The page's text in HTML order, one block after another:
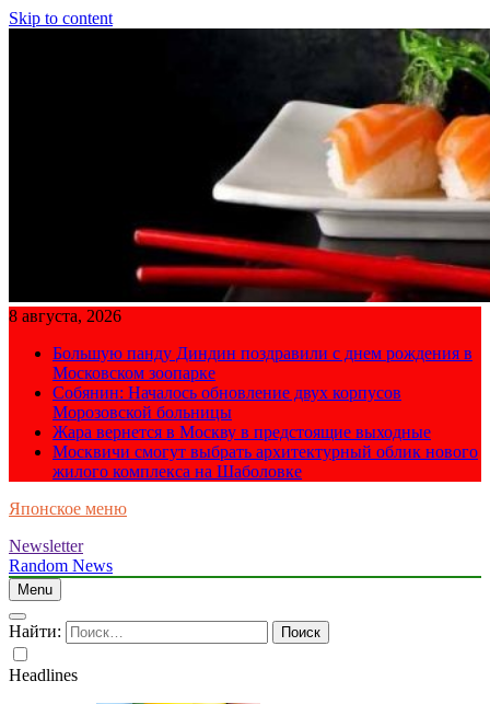
Skip to content
8 августа, 2026
Большую панду Диндин поздравили с днем рождения в
Московском зоопарке
Собянин: Началось обновление двух корпусов
Морозовской больницы
Жара вернется в Москву в предстоящие выходные
Москвичи смогут выбрать архитектурный облик нового
жилого комплекса на Шаболовке
Японское меню
Newsletter
Random News
Menu
Найти:
Headlines